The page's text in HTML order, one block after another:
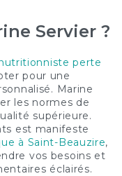
Servier ?
perte
pour une
Marine
les normes de
supérieure.
est manifeste
à Saint-Beauzire,
vos besoins et
éclairés.